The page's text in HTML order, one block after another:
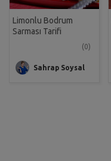
Limonlu Bodrum
Sarması Tarifi
(0)
Sahrap Soysal